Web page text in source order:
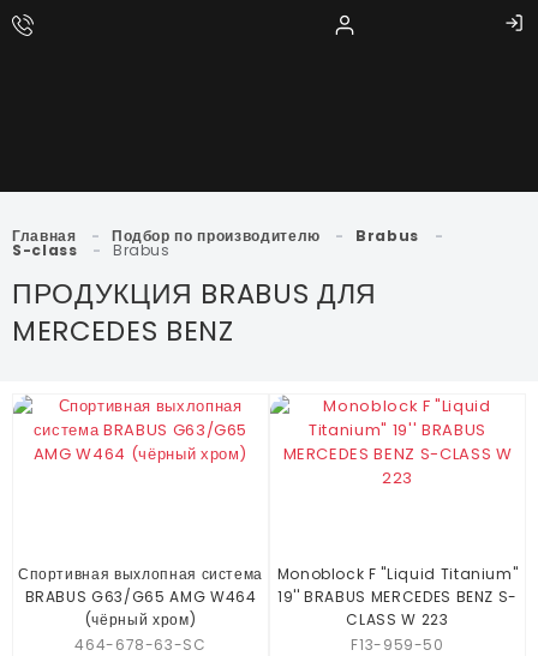
Главная - Подбор по производителю - Brabus -
S-class - Brabus
ПРОДУКЦИЯ BRABUS ДЛЯ
MERCEDES BENZ
Спортивная выхлопная система
BRABUS G63/G65 AMG W464
(чёрный хром)
464-678-63-SC
Monoblock F "Liquid Titanium"
19'' BRABUS MERCEDES BENZ S-
CLASS W 223
F13-959-50